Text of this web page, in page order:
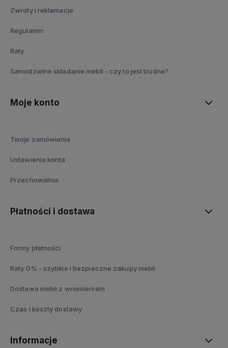
Zwroty i reklamacje
Regulamin
Raty
Samodzielne składanie mebli - czy to jest trudne?
Moje konto
Twoje zamówienia
Ustawienia konta
Przechowalnia
Płatności i dostawa
Formy płatności
Raty 0% - szybkie i bezpieczne zakupy mebli
Dostawa mebli z wniesieniem
Czas i koszty dostawy
Informacje